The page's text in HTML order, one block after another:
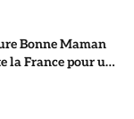
Bonne Maman
la France pour un